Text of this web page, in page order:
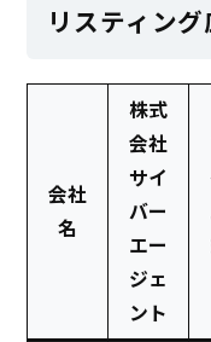
リスティン
会社
名
株式
会社
サイ
バー
エー
ジェ
ント